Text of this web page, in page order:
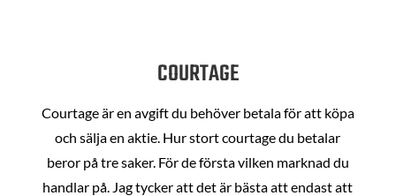
COURTAGE
Courtage är en avgift du behöver betala för att köpa
och sälja en aktie. Hur stort courtage du betalar
beror på tre saker. För de första vilken marknad du
handlar på. Jag tycker att det är bästa att endast att